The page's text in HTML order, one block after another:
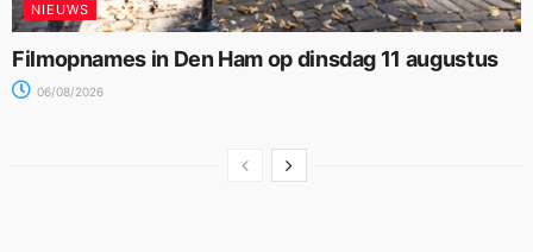
NIEUWS
Filmopnames in Den Ham op dinsdag 11 augustus
06/08/2026